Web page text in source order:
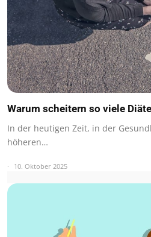
Warum scheitern so viele
In der heutigen Zeit, in der
höheren…
10. Oktober 2025